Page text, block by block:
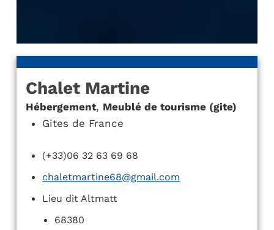
Chalet Martine
Hébergement, Meublé de tourisme (gite)
Gites de France
(+33)06 32 63 69 68
chaletmartine68@gmail.com
Lieu dit Altmatt
68380